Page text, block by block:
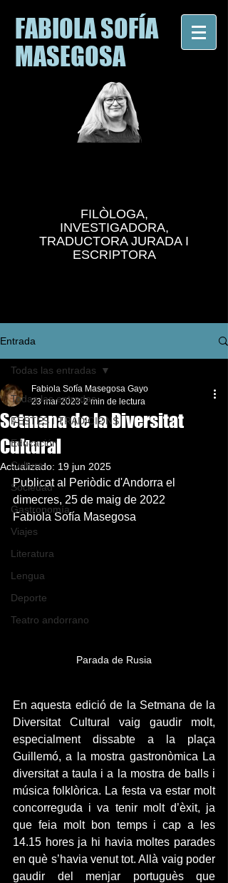
FABIOLA SOFÍA
MASEGOSA
FILÒLOGA,
INVESTIGADORA,
TRADUCTORA JURADA I
ESCRIPTORA
Entrada
Todas las entradas
FESTES I TRADICIONS
Educación
Cultura
Sociedad
Gastronomía
Viajes
Literatura
Lengua
Deporte
Teatro andorrano
Todas las entradas
Setmana de la Diversitat
Cultural
Fabiola Sofía Masegosa Gayo
23 mar 2023 2 min de lectura
Actualizado: 19 jun 2025
Publicat al Periòdic d'Andorra el
dimecres, 25 de maig de 2022
Fabiola Sofía Masegosa
Parada de Rusia
En aquesta edició de la Setmana de la
Diversitat Cultural vaig gaudir molt,
especialment dissabte a la plaça
Guillemó, a la mostra gastronòmica La
diversitat a taula i a la mostra de balls i
música folklòrica. La festa va estar molt
concorreguda i va tenir molt d’èxit, ja
que feia molt bon temps i cap a les
14.15 hores ja hi havia moltes parades
en què s’havia venut tot. Allà vaig poder
gaudir del menjar portuguès que